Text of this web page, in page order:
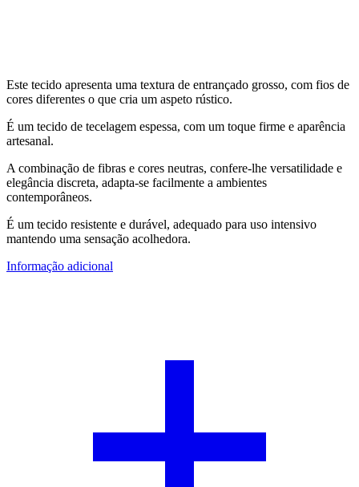
Este tecido apresenta uma textura de entrançado grosso, com fios de
cores diferentes o que cria um aspeto rústico.
É um tecido de tecelagem espessa, com um toque firme e aparência
artesanal.
A combinação de fibras e cores neutras, confere-lhe versatilidade e
elegância discreta, adapta-se facilmente a ambientes
contemporâneos.
É um tecido resistente e durável, adequado para uso intensivo
mantendo uma sensação acolhedora.
Informação adicional